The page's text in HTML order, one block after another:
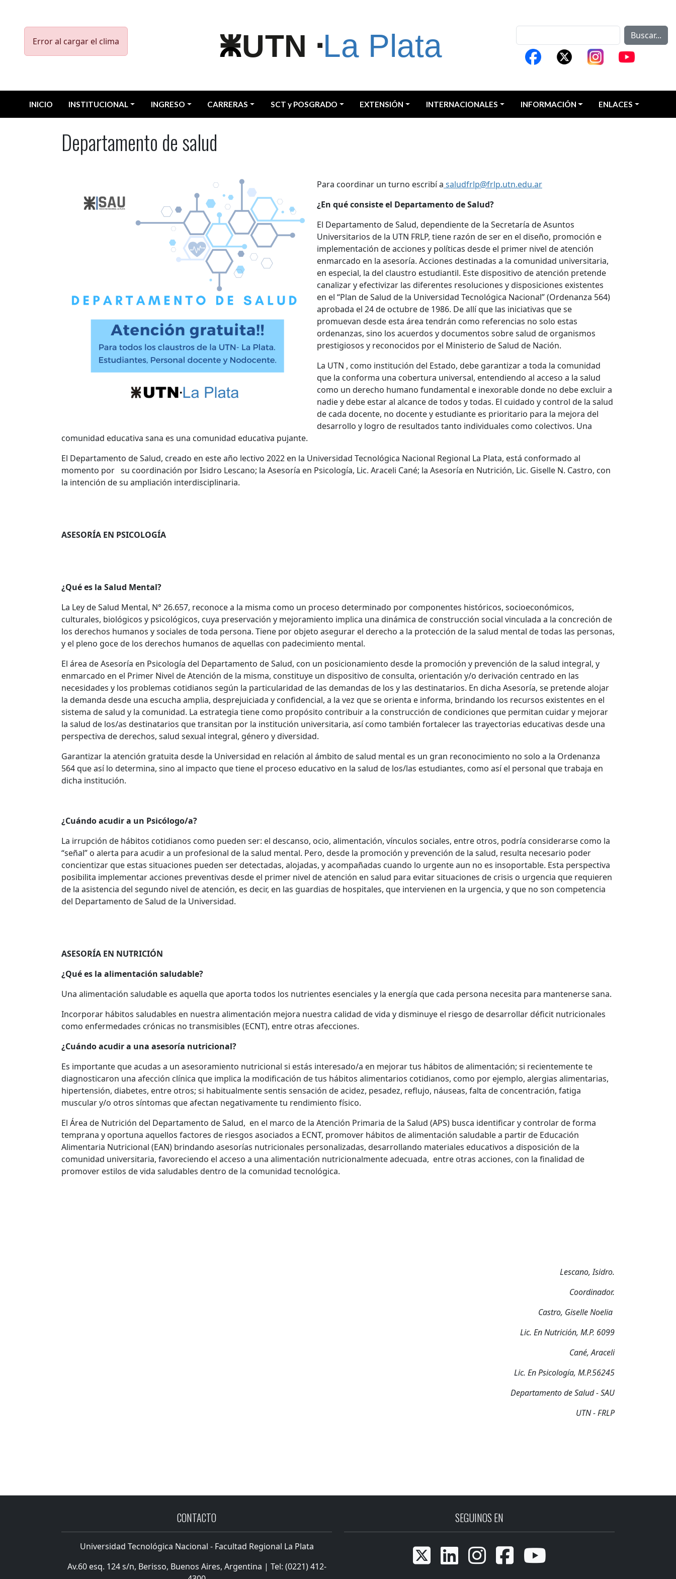
Error al cargar el clima
Menu UTN
INICIO INSTITUCIONAL INGRESO CARRERAS SCT y POSGRADO EXTENSIÓN INTERNACIONALES INFORMACIÓN ENLACES
Departamento de salud
Para coordinar un turno escribí a saludfrlp@frlp.utn.edu.ar
¿En qué consiste el Departamento de Salud?
El Departamento de Salud, dependiente de la Secretaría de Asuntos
Universitarios de la UTN FRLP, tiene razón de ser en el diseño, promoción e
implementación de acciones y políticas desde el primer nivel de atención
enmarcado en la asesoría. Acciones destinadas a la comunidad universitaria,
en especial, la del claustro estudiantil. Este dispositivo de atención pretende
canalizar y efectivizar las diferentes resoluciones y disposiciones existentes
en el “Plan de Salud de la Universidad Tecnológica Nacional” (Ordenanza 564)
aprobada el 24 de octubre de 1986. De allí que las iniciativas que se
promuevan desde esta área tendrán como referencias no solo estas
ordenanzas, sino los acuerdos y documentos sobre salud de organismos
prestigiosos y reconocidos por el Ministerio de Salud de Nación.
La UTN , como institución del Estado, debe garantizar a toda la comunidad
que la conforma una cobertura universal, entendiendo al acceso a la salud
como un derecho humano fundamental e inexorable donde no debe excluir a
nadie y debe estar al alcance de todos y todas. El cuidado y control de la salud
de cada docente, no docente y estudiante es prioritario para la mejora del
desarrollo y logro de resultados tanto individuales como colectivos. Una
comunidad educativa sana es una comunidad educativa pujante.
El Departamento de Salud, creado en este año lectivo 2022 en la Universidad Tecnológica Nacional Regional La Plata, está conformado al
momento por su coordinación por Isidro Lescano; la Asesoría en Psicología, Lic. Araceli Cané; la Asesoría en Nutrición, Lic. Giselle N. Castro, con
la intención de su ampliación interdisciplinaria.
ASESORÍA EN PSICOLOGÍA
¿Qué es la Salud Mental?
La Ley de Salud Mental, N° 26.657, reconoce a la misma como un proceso determinado por componentes históricos, socioeconómicos,
culturales, biológicos y psicológicos, cuya preservación y mejoramiento implica una dinámica de construcción social vinculada a la concreción de
los derechos humanos y sociales de toda persona. Tiene por objeto asegurar el derecho a la protección de la salud mental de todas las personas,
y el pleno goce de los derechos humanos de aquellas con padecimiento mental.
El área de Asesoría en Psicología del Departamento de Salud, con un posicionamiento desde la promoción y prevención de la salud integral, y
enmarcado en el Primer Nivel de Atención de la misma, constituye un dispositivo de consulta, orientación y/o derivación centrado en las
necesidades y los problemas cotidianos según la particularidad de las demandas de los y las destinatarios. En dicha Asesoría, se pretende alojar
la demanda desde una escucha amplia, desprejuiciada y confidencial, a la vez que se orienta e informa, brindando los recursos existentes en el
sistema de salud y la comunidad. La estrategia tiene como propósito contribuir a la construcción de condiciones que permitan cuidar y mejorar
la salud de los/as destinatarios que transitan por la institución universitaria, así como también fortalecer las trayectorias educativas desde una
perspectiva de derechos, salud sexual integral, género y diversidad.
Garantizar la atención gratuita desde la Universidad en relación al ámbito de salud mental es un gran reconocimiento no solo a la Ordenanza
564 que así lo determina, sino al impacto que tiene el proceso educativo en la salud de los/las estudiantes, como así el personal que trabaja en
dicha institución.
¿Cuándo acudir a un Psicólogo/a?
La irrupción de hábitos cotidianos como pueden ser: el descanso, ocio, alimentación, vínculos sociales, entre otros, podría considerarse como la
“señal” o alerta para acudir a un profesional de la salud mental. Pero, desde la promoción y prevención de la salud, resulta necesario poder
concientizar que estas situaciones pueden ser detectadas, alojadas, y acompañadas cuando lo urgente aun no es insoportable. Esta perspectiva
posibilita implementar acciones preventivas desde el primer nivel de atención en salud para evitar situaciones de crisis o urgencia que requieren
de la asistencia del segundo nivel de atención, es decir, en las guardias de hospitales, que intervienen en la urgencia, y que no son competencia
del Departamento de Salud de la Universidad.
ASESORÍA EN NUTRICIÓN
¿Qué es la alimentación saludable?
Una alimentación saludable es aquella que aporta todos los nutrientes esenciales y la energía que cada persona necesita para mantenerse sana.
Incorporar hábitos saludables en nuestra alimentación mejora nuestra calidad de vida y disminuye el riesgo de desarrollar déficit nutricionales
como enfermedades crónicas no transmisibles (ECNT), entre otras afecciones.
¿Cuándo acudir a una asesoría nutricional?
Es importante que acudas a un asesoramiento nutricional si estás interesado/a en mejorar tus hábitos de alimentación; si recientemente te
diagnosticaron una afección clínica que implica la modificación de tus hábitos alimentarios cotidianos, como por ejemplo, alergias alimentarias,
hipertensión, diabetes, entre otros; si habitualmente sentis sensación de acidez, pesadez, reflujo, náuseas, falta de concentración, fatiga
muscular y/o otros síntomas que afectan negativamente tu rendimiento físico.
El Área de Nutrición del Departamento de Salud, en el marco de la Atención Primaria de la Salud (APS) busca identificar y controlar de forma
temprana y oportuna aquellos factores de riesgos asociados a ECNT, promover hábitos de alimentación saludable a partir de Educación
Alimentaria Nutricional (EAN) brindando asesorías nutricionales personalizadas, desarrollando materiales educativos a disposición de la
comunidad universitaria, favoreciendo el acceso a una alimentación nutricionalmente adecuada, entre otras acciones, con la finalidad de
promover estilos de vida saludables dentro de la comunidad tecnológica.
Lescano, Isidro.
Coordinador.
Castro, Giselle Noelia
Lic. En Nutrición, M.P. 6099
Cané, Araceli
Lic. En Psicología, M.P.56245
Departamento de Salud - SAU
UTN - FRLP
CONTACTO
Universidad Tecnológica Nacional - Facultad Regional La Plata
Av.60 esq. 124 s/n, Berisso, Buenos Aires, Argentina | Tel: (0221) 412-
SEGUINOS EN
    